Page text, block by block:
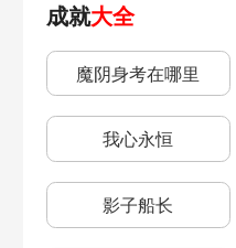
星铁工坊
开服节奏榜
体力价格
乘胜追击
模拟宇宙六
教育部的难题
亦师亦友
解雇
10月12日
10月10日
10月8日
成就大全
魔阴身考在哪里
我心永恒
影子船长